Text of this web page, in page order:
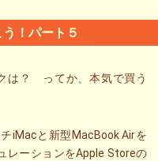
！パート５
は？ ってか、本気で買う
iMacと新型MacBook Airを
レーションをApple Storeの